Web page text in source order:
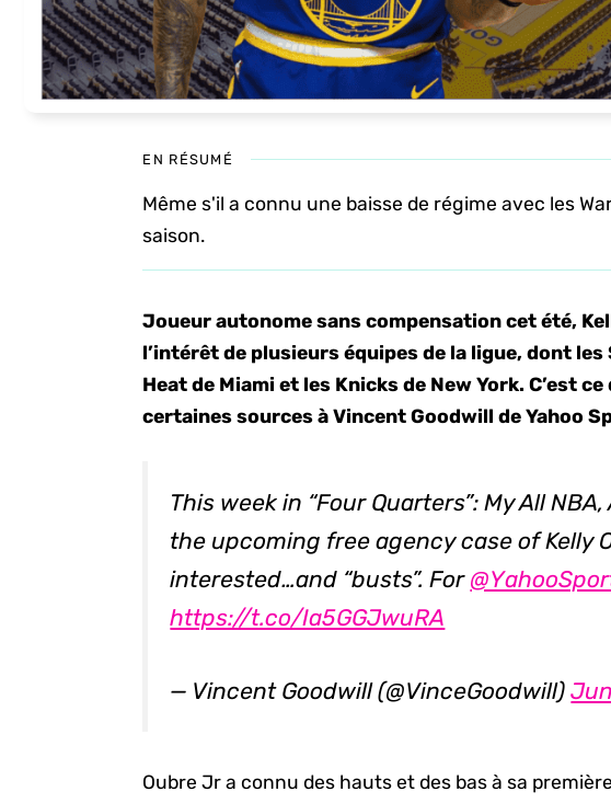
EN RÉSUMÉ
Même s'il a connu une baisse de régime avec les
saison.
Joueur autonome sans compensation cet été,
l’intérêt de plusieurs équipes de la ligue, dont
Heat de Miami et les Knicks de New York. C’est
certaines sources à Vincent Goodwill de Yahoo
This week in “Four Quarters”: My All
the upcoming free agency case of Kelly
interested…and “busts”. For ⁦
https://t.co/Ia5GGJwuRA
— Vincent Goodwill (@VinceGoodwill)
Oubre Jr a connu des hauts et des bas à sa